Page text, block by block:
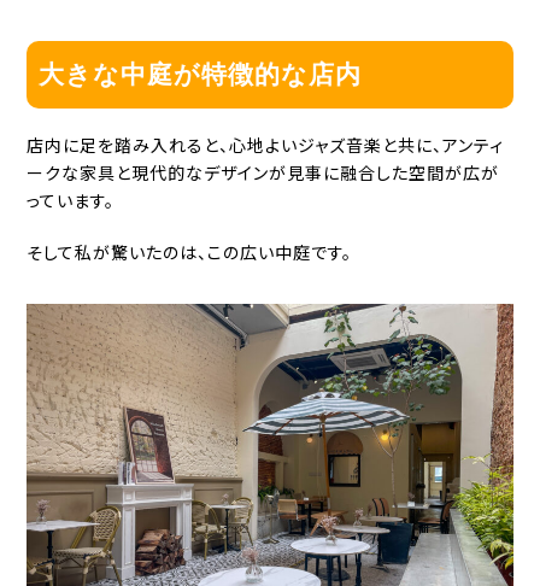
大きな中庭が特徴的な店内
店内に足を踏み入れると、心地よいジャズ音楽と共に、アンティ
ークな家具と現代的なデザインが見事に融合した空間が広が
っています。
そして私が驚いたのは、この広い中庭です。